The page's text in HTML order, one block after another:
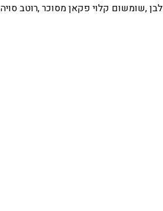
לבן ,שומשום קלוי פקאן מסוכר ,רוטב סויה